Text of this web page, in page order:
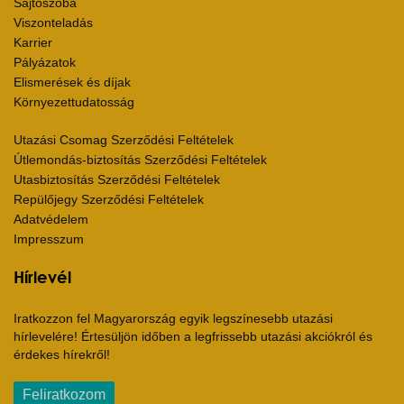
Viszonteladás
Karrier
Pályázatok
Elismerések és díjak
Környezettudatosság
Utazási Csomag Szerződési Feltételek
Útlemondás-biztosítás Szerződési Feltételek
Utasbiztosítás Szerződési Feltételek
Repülőjegy Szerződési Feltételek
Adatvédelem
Impresszum
Hírlevél
Iratkozzon fel Magyarország egyik legszínesebb utazási
hírlevelére! Értesüljön időben a legfrissebb utazási akciókról és
érdekes hírekről!
Feliratkozom